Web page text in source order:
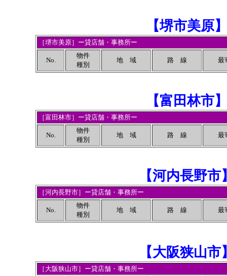
【堺市美原
［堺市美原］ー貸店舗・事務所ー
No.
物件
種別
地 域 路 線 最
【富田林市
［富田林市］ー貸店舗・事務所ー
No.
物件
種別
地 域 路 線 最
【河内長野市
［河内長野市］ー貸店舗・事務所ー
No.
物件
種別
地 域 路 線 最
【大阪狭山市
［大阪狭山市］ー貸店舗・事務所ー